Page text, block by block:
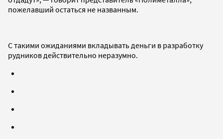
пожелавший остаться не названным.
С такими ожиданиями вкладывать деньги в разработку
рудников действительно неразумно.